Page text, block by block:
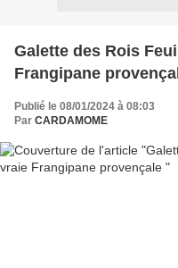
Galette des Rois
Frangipane
Publié le 08/01/2024 à 08:03
Par CARDAMOME